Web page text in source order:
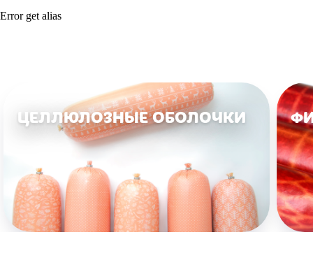
Error get alias
ЦЕЛЛЮЛОЗНЫЕ ОБОЛОЧКИ